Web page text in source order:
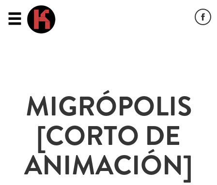
MIGRÓPOLIS
[CORTO DE
ANIMACIÓN]